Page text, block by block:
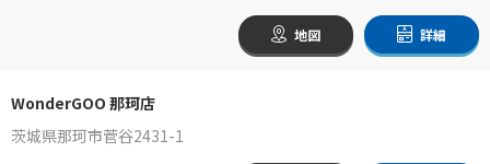
地図 詳細
WonderGOO 那珂店
茨城県那珂市菅谷2431-1